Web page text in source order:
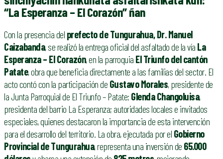
“La Esperanza – El Corazón” ñan
Con la presencia del prefecto de Tungurahua, Dr. Manuel
Caizabanda, se realizó la entrega oficial del asfaltado de la vía La
Esperanza – El Corazón, en la parroquia El Triunfo del cantón
Patate, obra que beneficia directamente a las familias del sector. El
acto contó con la participación de Gustavo Morales, presidente de
la Junta Parroquial de El Triunfo – Patate; Glenda Changoluisa,
presidenta del barrio La Esperanza; autoridades locales e invitados
especiales, quienes destacaron la importancia de esta intervención
para el desarrollo del territorio. La obra, ejecutada por el Gobierno
Provincial de Tungurahua, representa una inversión de 65.000